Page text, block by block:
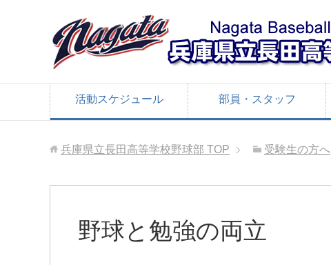
活動スケジュール 部員・スタッフ
兵庫県立長田高等学校野球部 TOP 受験生の方へ
野球と勉強の両立